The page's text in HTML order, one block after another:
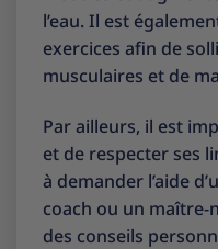
l’eau. Il est
exercices afin de
musculaires et de
Par ailleurs, il est
et de respecter ses
à demander l’aide
coach ou un
des conseils